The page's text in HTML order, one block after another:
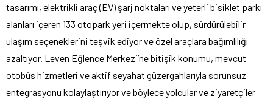
tasarımı, elektrikli araç (EV) şarj noktaları ve yeterli bisiklet parkı
alanları içeren 133 otopark yeri içermekte olup, sürdürülebilir
ulaşım seçeneklerini teşvik ediyor ve özel araçlara bağımlılığı
azaltıyor. Leven Eğlence Merkezi’ne bitişik konumu, mevcut
otobüs hizmetleri ve aktif seyahat güzergahlarıyla sorunsuz
entegrasyonu kolaylaştırıyor ve böylece yolcular ve ziyaretçiler